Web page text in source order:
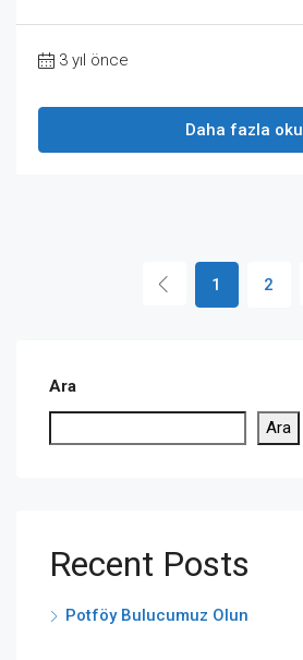
3 yıl önce
Daha fazla oku
1 2
Ara
Ara
Recent Posts
Potföy Bulucumuz Olun